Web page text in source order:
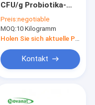
CFU/g Probiotika-
Allergenfrei /
Glutenfrei / Milchfrei
Preis:negotiable
MOQ:10 Kilogramm
Kontakt